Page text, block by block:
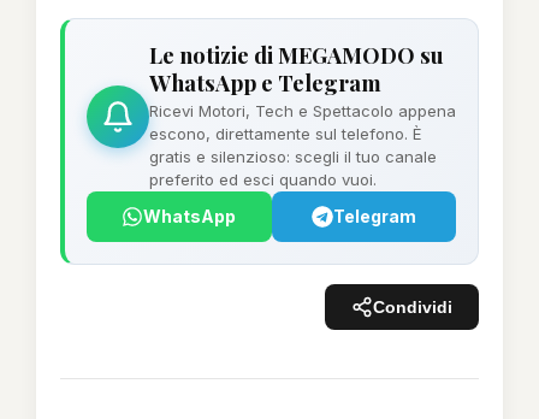
Le notizie di MEGAMODO su
WhatsApp e Telegram
Ricevi Motori, Tech e Spettacolo appena
escono, direttamente sul telefono. È
gratis e silenzioso: scegli il tuo canale
preferito ed esci quando vuoi.
WhatsApp Telegram
Condividi